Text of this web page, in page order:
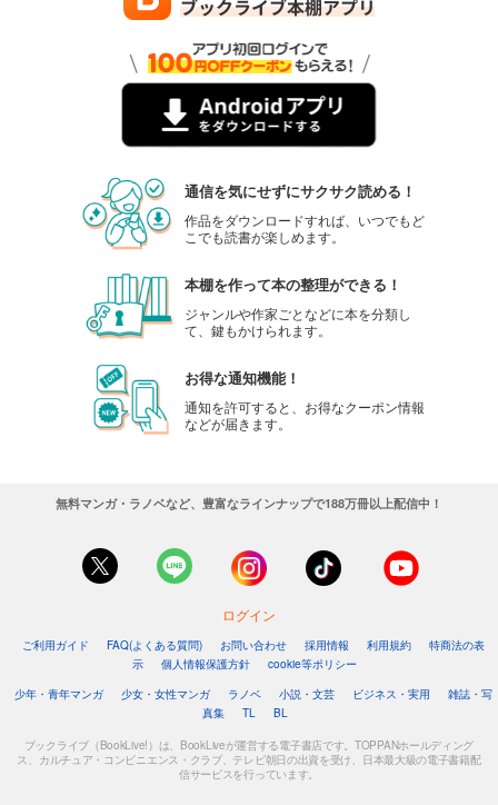
通信を気にせずにサクサク読める！
作品をダウンロードすれば、いつでもど
こでも読書が楽しめます。
本棚を作って本の整理ができる！
ジャンルや作家ごとなどに本を分類し
て、鍵もかけられます。
お得な通知機能！
通知を許可すると、お得なクーポン情報
などが届きます。
無料マンガ・ラノベなど、豊富なラインナップで188万冊以上配信中！
ログイン
ご利用ガイド FAQ(よくある質問) お問い合わせ 採用情報 利用規約
特商法の表
示
個人情報保護方針
cookie等ポリシー
少年・青年マンガ
少女・女性マンガ ラノベ 小説・文芸 ビジネス・実用
雑誌・写
真集
TL BL
ブックライブ（BookLive!）は、BookLiveが運営する電子書店です。TOPPANホールディング
ス、カルチュア・コンビニエンス・クラブ、テレビ朝日の出資を受け、日本最大級の電子書籍配
信サービスを行っています。